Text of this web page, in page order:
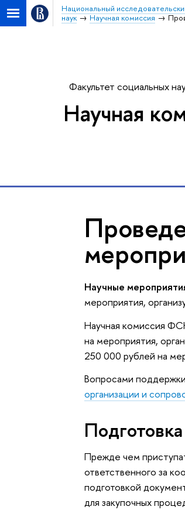
Национальный
наук
Научная комиссия
Факультет социальных
Научная
Научные
мероприятия,
Научная комиссия
на мероприятия,
250 000 рублей на
Вопросами
организации и
Прежде чем
ответственного за
подготовкой
для закупочных